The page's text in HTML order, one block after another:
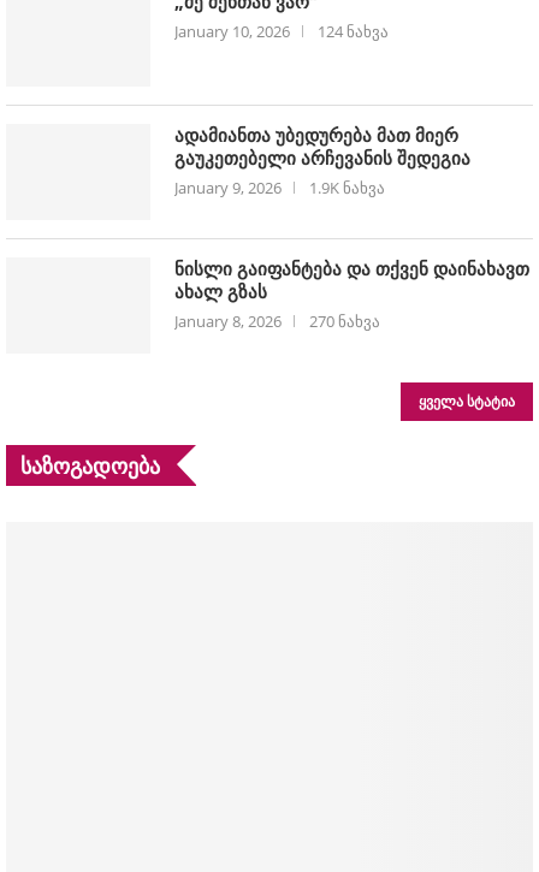
January 10, 2026 124 ნახვა
ადამიანთა უბედურება მათ მიერ
გაუკეთებელი არჩევანის შედეგია
January 9, 2026 1.9K ნახვა
ნისლი გაიფანტება და თქვენ დაინახავთ
ახალ გზას
January 8, 2026 270 ნახვა
ᲧᲕᲔᲚᲐ ᲡᲢᲐᲢᲘᲐ
ᲡᲐᲖᲝᲒᲐᲓᲝᲔᲑᲐ